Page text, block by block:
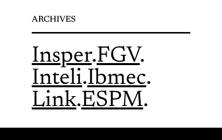
ARCHIVES
Insper.FGV.
Inteli.Ibmec.
Link.ESPM.